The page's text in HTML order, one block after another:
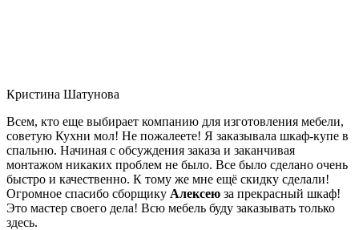
Кристина Шатунова
Всем, кто еще выбирает компанию для изготовления мебели,
советую Кухни мол! Не пожалеете! Я заказывала шкаф-купе в
спальню. Начиная с обсуждения заказа и заканчивая
монтажом никаких проблем не было. Все было сделано очень
быстро и качественно. К тому же мне ещё скидку сделали!
Огромное спасибо сборщику Алексею за прекрасный шкаф!
Это мастер своего дела! Всю мебель буду заказывать только
здесь.